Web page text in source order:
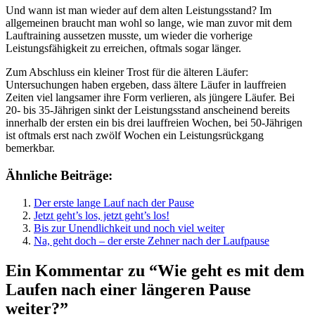
Und wann ist man wieder auf dem alten Leistungsstand? Im
allgemeinen braucht man wohl so lange, wie man zuvor mit dem
Lauftraining aussetzen musste, um wieder die vorherige
Leistungsfähigkeit zu erreichen, oftmals sogar länger.
Zum Abschluss ein kleiner Trost für die älteren Läufer:
Untersuchungen haben ergeben, dass ältere Läufer in lauffreien
Zeiten viel langsamer ihre Form verlieren, als jüngere Läufer. Bei
20- bis 35-Jährigen sinkt der Leistungsstand anscheinend bereits
innerhalb der ersten ein bis drei lauffreien Wochen, bei 50-Jährigen
ist oftmals erst nach zwölf Wochen ein Leistungsrückgang
bemerkbar.
Ähnliche Beiträge:
Der erste lange Lauf nach der Pause
Jetzt geht’s los, jetzt geht’s los!
Bis zur Unendlichkeit und noch viel weiter
Na, geht doch – der erste Zehner nach der Laufpause
Ein Kommentar zu “Wie geht es mit dem
Laufen nach einer längeren Pause
weiter?”